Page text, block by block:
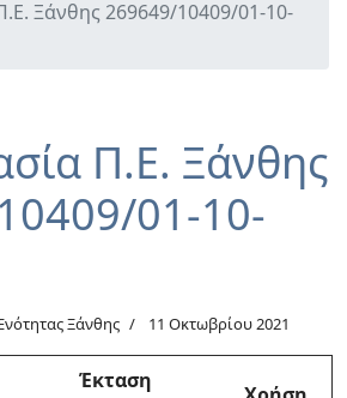
Ξάνθης 269649/10409/01-10-
Π.Ε. Ξάνθης
01-10-
Ξάνθης 11 Οκτωβρίου 2021
Έκταση